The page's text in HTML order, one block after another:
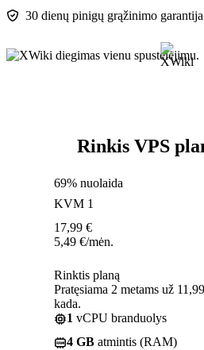
30 dienų pinigų grąžinimo garantija
Rinkis VPS
69% nuolaida
KVM 1
17,99 €
5,49 €/mėn.
Rinktis planą
Pratęsiama 2 metams už
kada.
1 vCPU branduolys
4 GB atmintis (RAM)